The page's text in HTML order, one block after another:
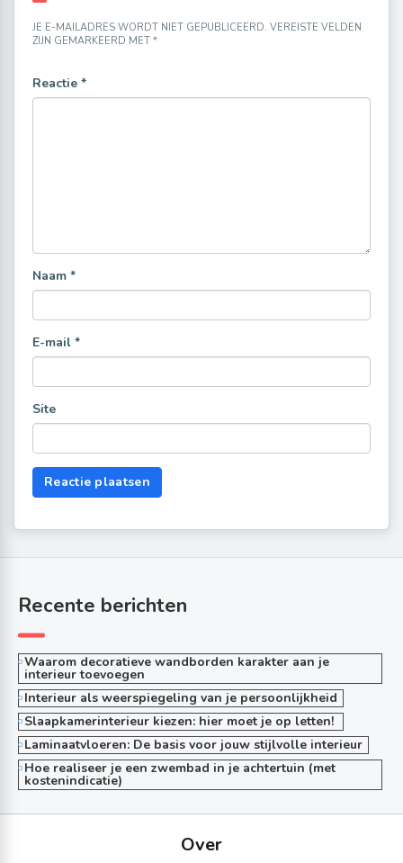
JE E-MAILADRES WORDT NIET GEPUBLICEERD. VEREISTE VELDEN
ZIJN GEMARKEERD MET *
Reactie *
Naam *
E-mail *
Site
Recente berichten
Waarom decoratieve wandborden karakter aan je
interieur toevoegen
Interieur als weerspiegeling van je persoonlijkheid
Slaapkamerinterieur kiezen: hier moet je op letten!
Laminaatvloeren: De basis voor jouw stijlvolle interieur
Hoe realiseer je een zwembad in je achtertuin (met
kostenindicatie)
Over